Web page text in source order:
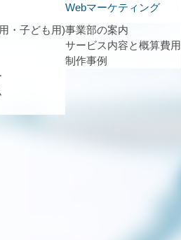
・子ども用)
Webマーケティング
事業部の案内
サービス内容と概算費用
制作事例